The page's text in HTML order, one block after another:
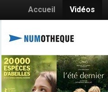
Accueil Vidéos